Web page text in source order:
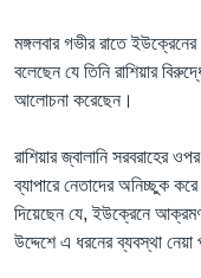
মঙ্গলবার গভীর রাতে
বলেছেন যে তিনি রাশিয়ার
আলোচনা করেছেন।
রাশিয়ার জ্বালানি সরবরাহের
ব্যাপারে নেতাদের অনিচ্ছুক
দিয়েছেন যে, ইউক্রেনে
উদ্দেশে এ ধরনের ব্যবস্থা